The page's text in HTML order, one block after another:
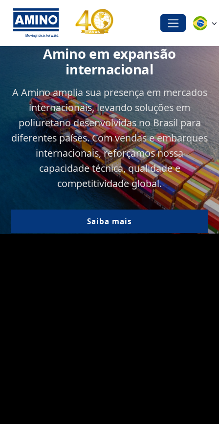
A Amino estará presente
na FEIPUR 2026
Maior evento da América do Sul no
mercado e poliuretanos, a feira é referência
na apresentação de soluções inovadoras no
mercado de PU.
Saiba mais
Amino em expansão
internacional
A Amino amplia sua presença em mercados
internacionais, levando soluções em
poliuretano desenvolvidas no Brasil para
diferentes países. Com vendas e embarques
internacionais, reforçamos nossa
capacidade técnica, qualidade e
competitividade global.